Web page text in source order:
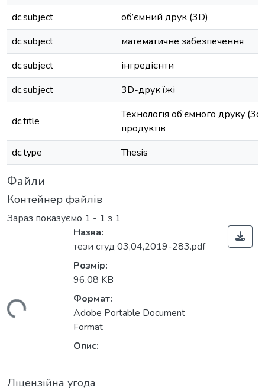
dc.subject
об’ємний друк (3D)
dc.subject
математичне забезпечення
dc.subject
інгредієнти
dc.subject
3D-друк їжі
dc.title
Технологія об’ємного друку
продуктів
dc.type
Thesis
Файли
Контейнер файлів
Зараз показуємо 1 - 1 з 1
Назва:
тези студ 03,04,2019-283.pdf
Розмір:
96.08 KB
Формат:
Adobe Portable Document
Format
Опис:
Ліцензійна угода